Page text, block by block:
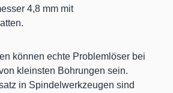
4,8 mm mit
können echte Problemlöser bei
kleinsten Bohrungen sein.
in Spindelwerkzeugen sind